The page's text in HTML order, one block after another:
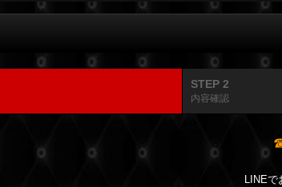
STEP 2
内容確認
LINEで